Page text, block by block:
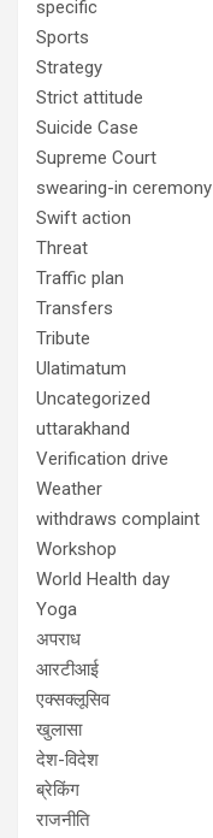
specific
Sports
Strategy
Strict attitude
Suicide Case
Supreme Court
swearing-in ceremony
Swift action
Threat
Traffic plan
Transfers
Tribute
Ulatimatum
Uncategorized
uttarakhand
Verification drive
Weather
withdraws complaint
Workshop
World Health day
Yoga
अपराध
आरटीआई
एक्सक्लूसिव
खुलासा
देश-विदेश
ब्रेकिंग
राजनीति